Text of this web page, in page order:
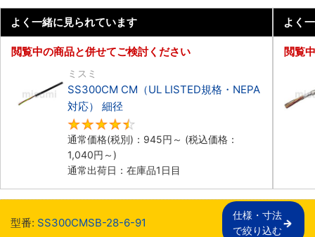
よく一緒に見られています
閲覧中の商品と併せてご検討ください
ミスミ
SS300CM CM（UL LISTED規格・NEPA
対応） 細径
通常価格(税別)： 945円 ～ (税込価格：
1,040円 ～)
通常出荷日：在庫品1日目
よく
閲覧
型番: SS300CMSB-28-6-91
仕様・寸法
で絞り込む